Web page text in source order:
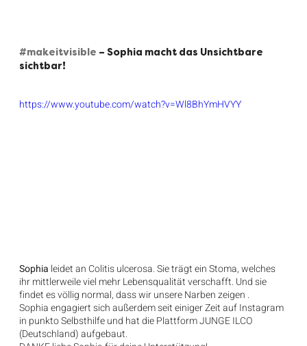
#makeitvisible – Sophia macht das Unsichtbare
sichtbar!
https://www.youtube.com/watch?v=Wl8BhYmHVYY
Sophia leidet an Colitis ulcerosa. Sie trägt ein Stoma, welches
ihr mittlerweile viel mehr Lebensqualität verschafft. Und sie
findet es völlig normal, dass wir unsere Narben zeigen .
Sophia engagiert sich außerdem seit einiger Zeit auf Instagram
in punkto Selbsthilfe und hat die Plattform JUNGE ILCO
(Deutschland) aufgebaut.